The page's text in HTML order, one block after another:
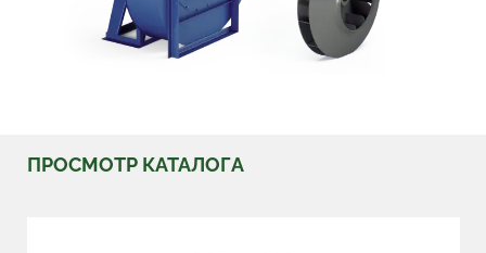
ПРОСМОТР КАТАЛОГА